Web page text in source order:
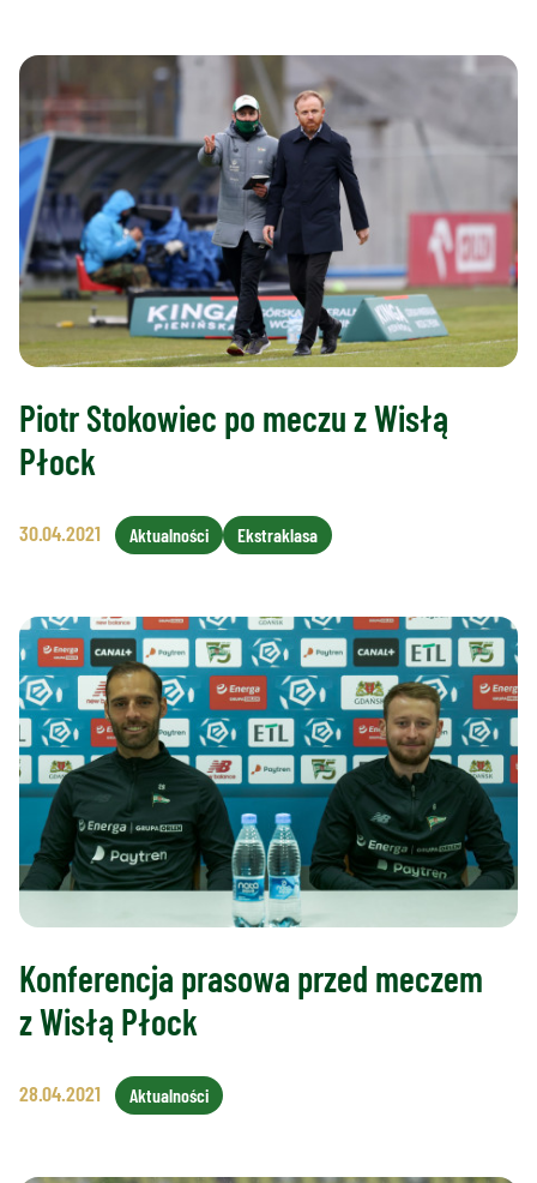
Piotr Stokowiec po meczu z Wisłą
Płock
30.04.2021 Aktualności Ekstraklasa
Konferencja prasowa przed meczem
z Wisłą Płock
28.04.2021 Aktualności